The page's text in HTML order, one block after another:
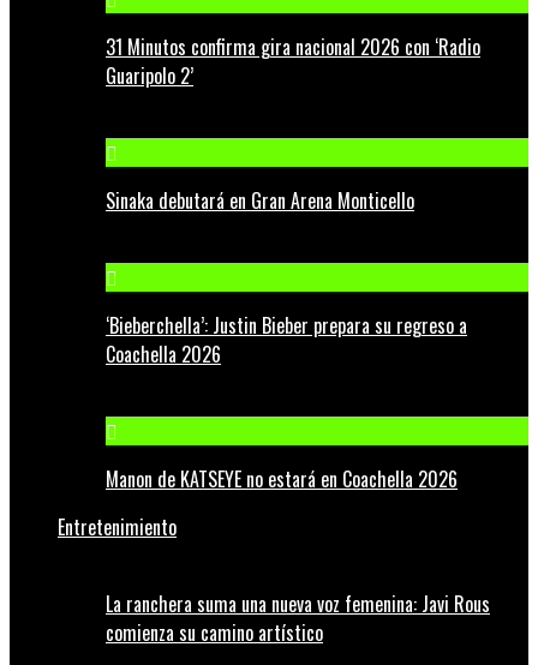
31 Minutos confirma gira nacional 2026 con ‘Radio
Guaripolo 2’
Sinaka debutará en Gran Arena Monticello
‘Bieberchella’: Justin Bieber prepara su regreso a
Coachella 2026
Manon de KATSEYE no estará en Coachella 2026
Entretenimiento
La ranchera suma una nueva voz femenina: Javi Rous
comienza su camino artístico